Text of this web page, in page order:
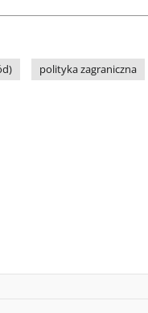
polityka zagraniczna